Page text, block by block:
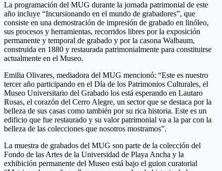
La programación del MUG durante la jornada patrimonial de este
año incluye “Incursionando en el mundo de grabadores”, que
consiste en una demostración de impresión de grabado en linóleo,
sus procesos y herramientas, recorridos libres por la exposición
permanente y temporal de grabado y por la casona Walbaum,
construida en 1880 y restaurada patrimonialmente para constituirse
actualmente en el Museo.
Emilia Olivares, mediadora del MUG mencionó: “Este es nuestro
tercer año participando en el Día de los Patrimonios Culturales, el
Museo Universitario del Grabado los está esperando en Lautaro
Rosas, el corazón del Cerro Alegre, un sector que se destaca por la
belleza de sus casas como también por su rica historia. Este es un
edificio que fue restaurado y su valor patrimonial va a la par con la
belleza de las colecciones que nosotros mostramos”.
La muestra de grabados del MUG son parte de la colección del
Fondo de las Artes de la Universidad de Playa Ancha y la
exhibición permanente del Museo está bajo el guion curatorial